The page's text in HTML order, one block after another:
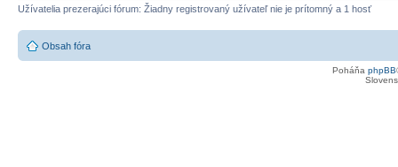
Užívatelia prezerajúci fórum: Žiadny registrovaný užívateľ nie je prítomný a 1 hosť
Obsah fóra
Poháňa phpBB